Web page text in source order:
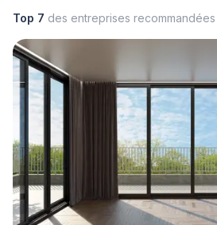
Top 7 des entreprises